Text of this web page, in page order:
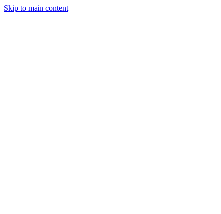
Skip to main content